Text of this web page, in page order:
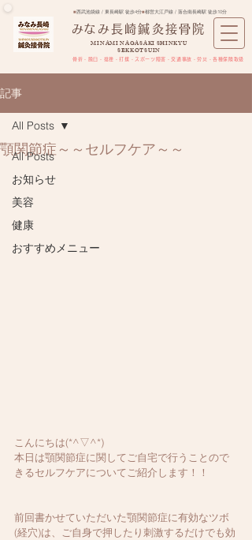
​みなみ長崎鍼灸接骨院
MINAMI NAGASAKI SHINKYU
SEKKOTSUIN
■西武池袋線 / 東長崎駅 徒歩4分■都営大江戸線 / 落合南長崎駅 徒歩10分
骨折・脱臼・捻挫・打撲・スポーツ障害​・交通事故・労災・各種保険取扱
記事
All Posts
お知らせ
美容
健康
おすすめメニュー
All Posts
顎関節症～～セルフケア～～
こんにちは(*^▽^*)
本日は顎関節症に関してご自宅で行うことので
きるセルフケアについてご紹介します！！
前回書かせていただいた顎関節症に有効なツボ
(経穴)は、ご自身で押したり刺激するだけでも効